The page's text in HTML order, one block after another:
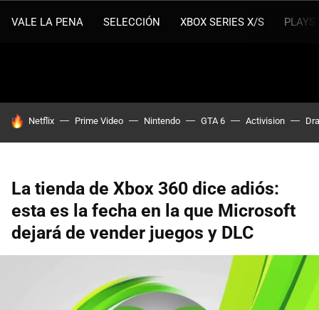
VALE LA PENA SELECCIÓN XBOX SERIES X/S
HOY SE HABLA DE
Netflix Prime Video Nintendo GTA 6 Activision
La tienda de Xbox 360 dice adiós:
esta es la fecha en la que Microsoft
dejará de vender juegos y DLC